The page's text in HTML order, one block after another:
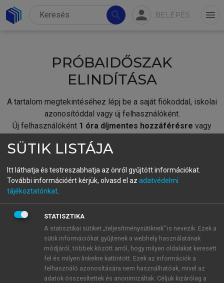
search person BELÉPÉS menu
PRÓBAIDŐSZAK
ELINDÍTÁSA
A tartalom megtekintéséhez lépj be a saját fiókoddal, iskolai
azonosítóddal vagy új felhasználóként.
Új felhasználóként 1 óra díjmentes hozzáférésre vagy
fiókoddal,vagy hozz létre új fiókot.
A regisztráció után apróbaidőszakautomatikusan
BELÉPÉS SAJÁT FIÓKKAL
ÚJ FIÓK LÉTREHOZÁSA
1 óra díjmentes hozzáférés
SÜTIK LISTÁJA
Itt láthatja és testreszabhatja az önről gyűjtött információkat.
További információért kérjük, olvasd el az adatvédelmi
tájékoztatónkat
STATISZTIKA
A statisztikai sütiket „teljesítménysütiknek” is nevezik. Ezek a
sütik információkat gyűjtenek a webhely használatának
módjáról, többek között arról, hogy milyen oldalakat keresett
fel és milyen linkekre kattintott. Ezek az információk a
felhasználó azonosítására nem használhatóak, mivel az
adatok összesítettek és anonimizáltak. Céljuk kizárólag a